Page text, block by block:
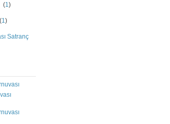
(1)
(1)
Satranç